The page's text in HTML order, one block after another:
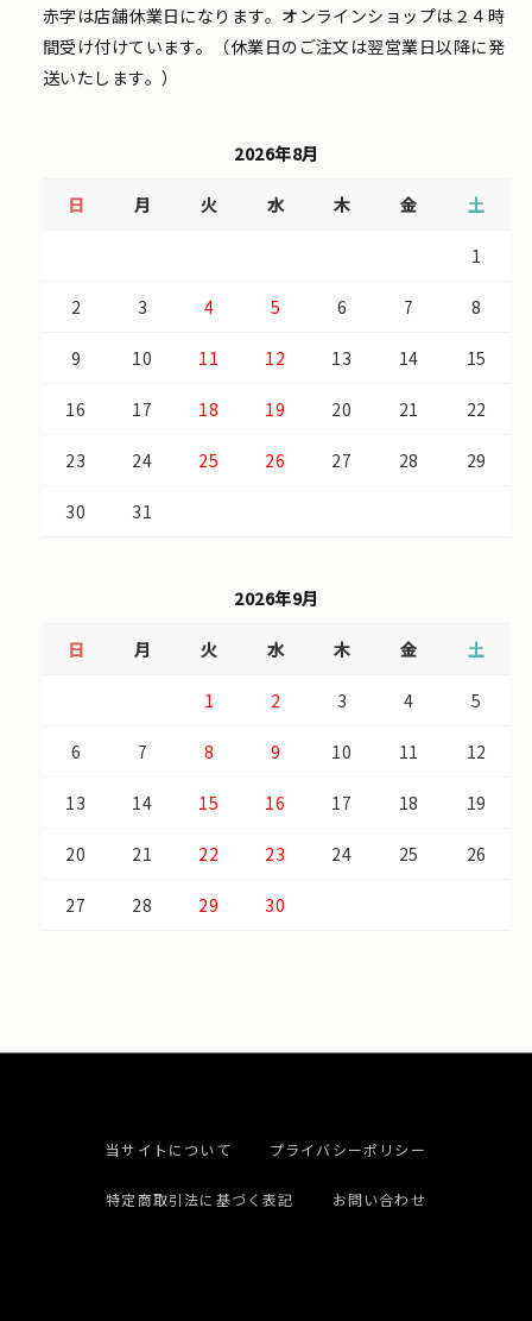
赤字は店舗休業日になります。オンラインショップは２４時
間受け付けています。（休業日のご注文は翌営業日以降に発
送いたします。）
2026年8月
日 月 火 水 木 金 土
1
2 3 4 5 6 7 8
9 10 11 12 13 14 15
16 17 18 19 20 21 22
23 24 25 26 27 28 29
30 31
2026年9月
日 月 火 水 木 金 土
1 2 3 4 5
6 7 8 9 10 11 12
13 14 15 16 17 18 19
20 21 22 23 24 25 26
27 28 29 30
当サイトについて プライバシーポリシー
特定商取引法に基づく表記 お問い合わせ